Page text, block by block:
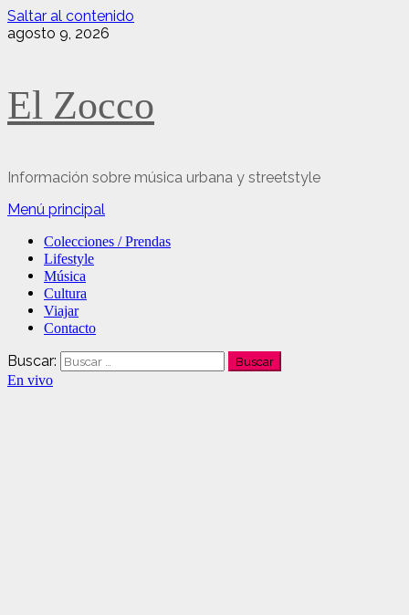
Saltar al contenido
agosto 9, 2026
El Zocco
Información sobre música urbana y streetstyle
Menú principal
Colecciones / Prendas
Lifestyle
Música
Cultura
Viajar
Contacto
Buscar:
En vivo